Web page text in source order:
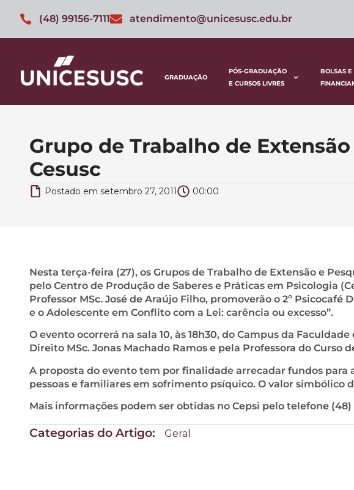
(48) 99156-7111 atendimento@unicesusc.edu.br
GRADUAÇÃO
PÓS-GRADUAÇÃO
E CURSOS LIVRES
BOLSAS E
Grupo de Trabalho de
Cesusc
Postado em setembro 27, 2011 00:00
Nesta terça-feira (27), os Grupos de Trabalho de Extensão e
pelo Centro de Produção de Saberes e Práticas em Psicologia
Professor MSc. José de Araújo Filho, promoverão o 2º Psicocafé
e o Adolescente em Conflito com a Lei: carência ou excesso”.
O evento ocorrerá na sala 10, às 18h30, do Campus da
Direito MSc. Jonas Machado Ramos e pela Professora do Curso
A proposta do evento tem por finalidade arrecadar fundos
pessoas e familiares em sofrimento psíquico. O valor simbólico
Mais informações podem ser obtidas no Cepsi pelo telefone (48)
Categorias do Artigo: Geral